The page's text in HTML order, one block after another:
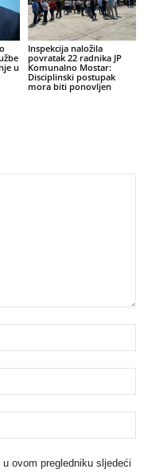
u
Inspekcija naložila
povratak 22 radnika JP
Komunalno Mostar:
Disciplinski postupak
mora biti ponovljen
ovom pregledniku sljedeći